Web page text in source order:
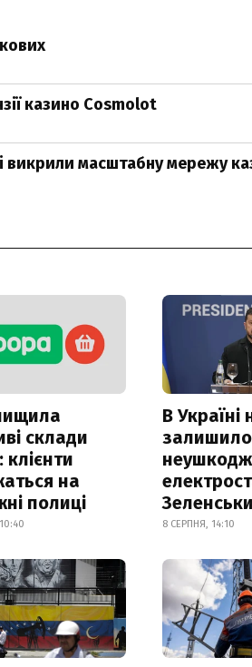
казино Cosmolot
викрили масштабну мережу
склади
на
полиці
В Україні
8 СЕРПНЯ, 14:10